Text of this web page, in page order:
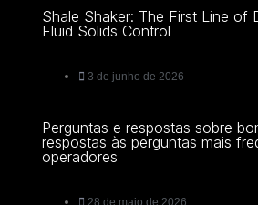
Shale Shaker: The First Line of
Fluid Solids Control
3 de junho de 2026
Perguntas e respostas sobre
respostas às perguntas mais
operadores